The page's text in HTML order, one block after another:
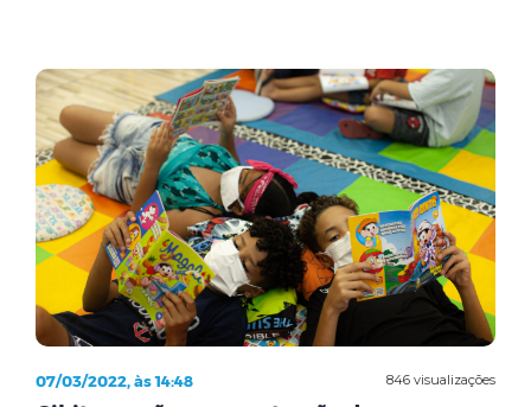
846 visualizações
07/03/2022, às 14:48